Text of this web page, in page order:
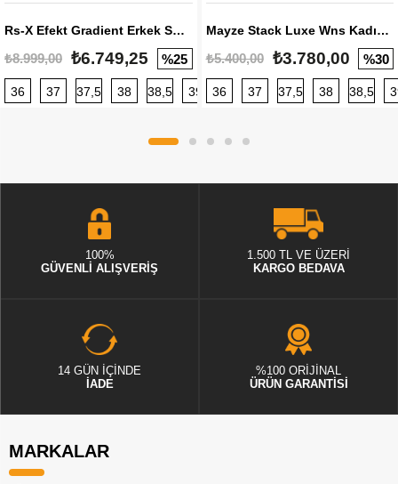
Rs-X Efekt Gradient Erkek Sneaker
₺8.999,00 ₺6.749,25 %25
36 37 37,5 38 38,5 39 40 40,5 41 42 42,5
Mayze Stack Luxe Wns Kadın Sneaker
₺5.400,00 ₺3.780,00 %30
36 37 37,5 38 38,5
100%
GÜVENLİ ALIŞVERİŞ
1.500 TL VE ÜZERİ
KARGO BEDAVA
14 GÜN İÇİNDE
İADE
%100 ORİJİNAL
ÜRÜN GARANTİSİ
MARKALAR